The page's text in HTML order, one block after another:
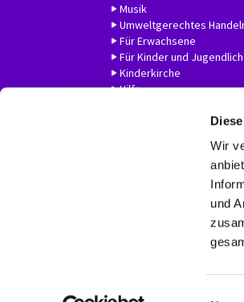
Wir
und
Musik
Umweltgerechtes
Für Erwachsene
Für Kinder und
Kinderkirche
Hilfe